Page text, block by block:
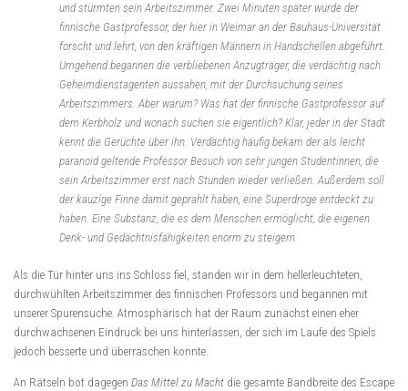
und stürmten sein Arbeitszimmer. Zwei Minuten später wurde der
finnische Gastprofessor, der hier in Weimar an der Bauhaus-Universität
forscht und lehrt, von den kräftigen Männern in Handschellen abgeführt.
Umgehend begannen die verbliebenen Anzugträger, die verdächtig nach
Geheimdienstagenten aussahen, mit der Durchsuchung seines
Arbeitszimmers. Aber warum? Was hat der finnische Gastprofessor auf
dem Kerbholz und wonach suchen sie eigentlich? Klar, jeder in der Stadt
kennt die Gerüchte über ihn. Verdächtig häufig bekam der als leicht
paranoid geltende Professor Besuch von sehr jungen Studentinnen, die
sein Arbeitszimmer erst nach Stunden wieder verließen. Außerdem soll
der kauzige Finne damit geprahlt haben, eine Superdroge entdeckt zu
haben. Eine Substanz, die es dem Menschen ermöglicht, die eigenen
Denk- und Gedächtnisfähigkeiten enorm zu steigern.
Als die Tür hinter uns ins Schloss fiel, standen wir in dem hellerleuchteten,
durchwühlten Arbeitszimmer des finnischen Professors und begannen mit
unserer Spurensuche. Atmosphärisch hat der Raum zunächst einen eher
durchwachsenen Eindruck bei uns hinterlassen, der sich im Laufe des Spiels
jedoch besserte und überraschen konnte.
An Rätseln bot dagegen Das Mittel zu Macht die gesamte Bandbreite des Escape